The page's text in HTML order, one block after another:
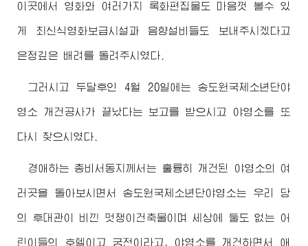
이곳에서 영화와 여러가지 록화편집물도 마음껏 볼수 있
게 최신식영화보급시설과 음향설비들도 보내주시겠다고
은정깊은 배려를 돌려주시였다.
그러시고 두달후인 4월 20일에는 송도원국제소년단야
영소 개건공사가 끝났다는 보고를 받으시고 야영소를 또
다시 찾으시였다.
경애하는 총비서동지께서는 훌륭히 개건된 야영소의 여
러곳을 돌아보시면서 송도원국제소년단야영소는 우리 당
의 후대관이 비낀 멋쟁이건축물이며 세상에 둘도 없는 어
린이들의 호텔이고 궁전이라고, 야영소를 개건하면서 애